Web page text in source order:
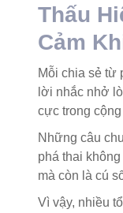
Thấu
Cảm
Mỗi chia sẻ từ
lời nhắc nhở
cực trong
Những câu
phá thai
mà còn là cú
Vì vậy, nhiều